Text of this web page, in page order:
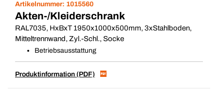
Artikelnummer: 1015560
Akten-/Kleiderschrank
RAL7035, HxBxT 1950x1000x500mm, 3xStahlboden,
Mitteltrennwand, Zyl.-Schl., Socke
Betriebsausstattung
Produktinformation (PDF)